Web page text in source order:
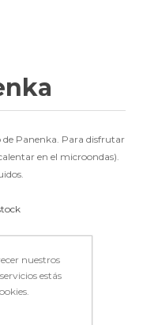
de Panenka. Para disfrutar
en el microondas).
nuestros
estás